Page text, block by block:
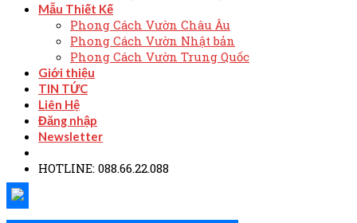
Mẫu Thiết Kế
Phong Cách Vườn Châu Âu
Phong Cách Vườn Nhật bản
Phong Cách Vườn Trung Quốc
Giới thiệu
TIN TỨC
Liên Hệ
Đăng nhập
Newsletter
HOTLINE: 088.66.22.088